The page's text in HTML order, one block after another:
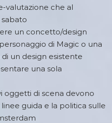
valutazione che al
un concetto/design
di Magic o una
un design esistente
una sola
oggetti di scena devono
guida e la politica sulle